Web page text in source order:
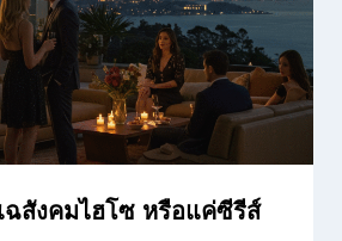
สังคมไฮโซ หรือแค่ซีรีส์